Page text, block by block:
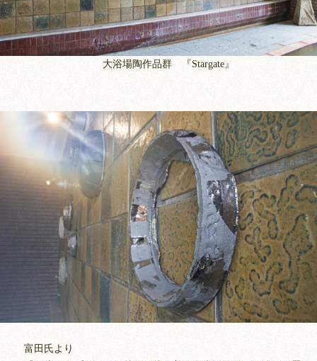
大浴場陶作品群 『Stargate』
富田氏より